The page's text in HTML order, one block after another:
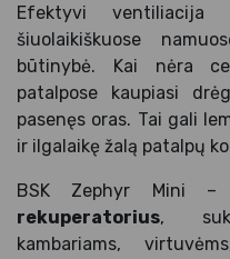
Efektyvi
šiuolaikiškuose
būtinybė. Kai nėra
patalpose kaupiasi
pasenęs oras. Tai gali
ir ilgalaikę žalą patalpų
BSK Zephyr Mini
rekuperatorius,
kambariams,